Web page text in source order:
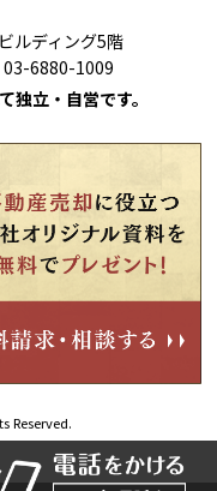
ルディング5階
6880-1009
独立・自営です。
Reserved.